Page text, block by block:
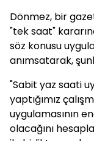
Dönmez, bir
"tek saat"
söz konusu
anımsatarak,
"Sabit yaz saati
yaptığımız
uygulamasının
olacağını